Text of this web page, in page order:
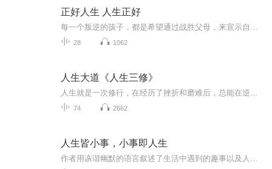
正好人生 人生正好
28 1062
人生大道《人生三修》
74 2662
人生皆小事，小事即人生